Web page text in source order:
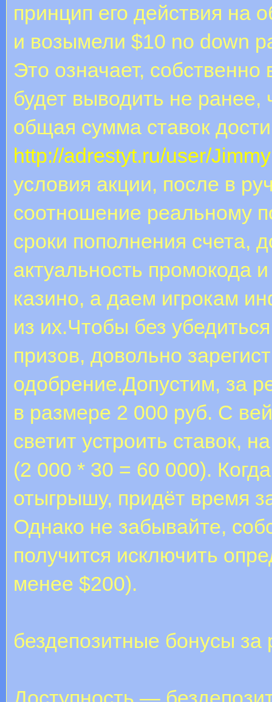
принцип его действия на
и возымели $10 no down
Это означает,
будет выводить не ранее,
общая сумма ставок
http://adrestyt.ru/user/
условия акции, после в
соотношение реальному
сроки пополнения счета,
актуальность
казино, а даем игрокам
из их.Чтобы без
призов, довольно
одобрение.Допустим, за
в размере 2 000 руб. С
светит устроить ставок,
(2 000 * 30 = 60 000).
отыгрышу, придёт время
Однако не забывайте,
получится исключить
менее $200).
бездепозитные бонусы за